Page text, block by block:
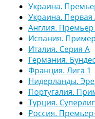
Украина.
Украина. Первая
Англия. Премьер
Испания.
Италия. Серия А
Германия.
Франция. Лига 1
Нидерланды.
Португалия.
Турция.
Россия.